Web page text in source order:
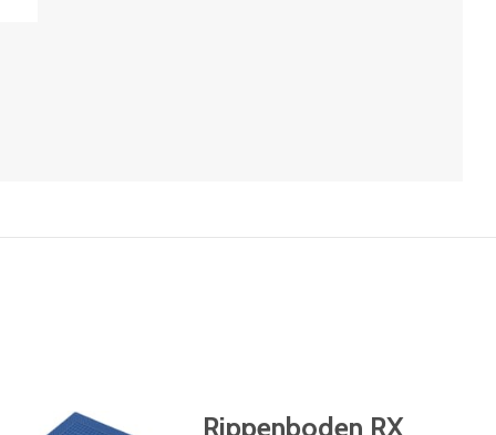
Rippenboden RX